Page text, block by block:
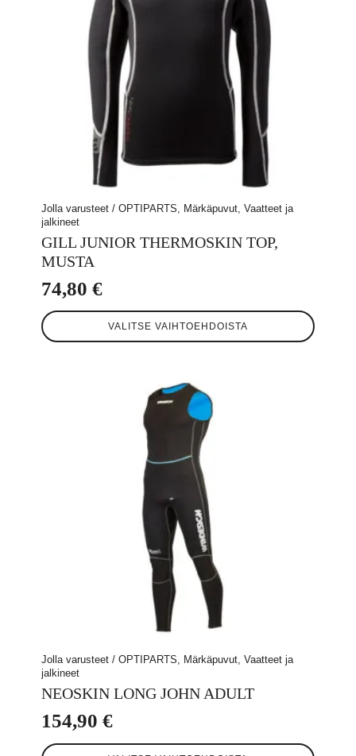
Jolla varusteet / OPTIPARTS, Märkäpuvut, Vaatteet ja
jalkineet
GILL JUNIOR THERMOSKIN TOP,
MUSTA
74,80 €
VALITSE VAIHTOEHDOISTA
Tällä
tuotteella
Jolla varusteet / OPTIPARTS, Märkäpuvut, Vaatteet ja
jalkineet
NEOSKIN LONG JOHN ADULT
154,90 €
Tällä